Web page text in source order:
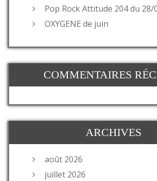
Pop Rock Attitude 204 du 28/
OXYGENE de juin
COMMENTAIRES
ARCHIVES
août 2026
juillet 2026